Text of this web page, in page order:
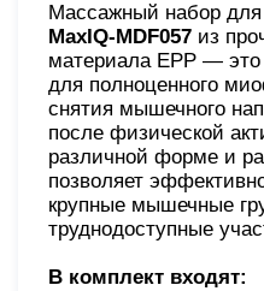
Массажный набор
MaxIQ-MDF057 из
материала EPP —
для полноценного
снятия мышечного
после физической
различной форме и
позволяет
крупные мышечные
труднодоступные
В комплект входят: